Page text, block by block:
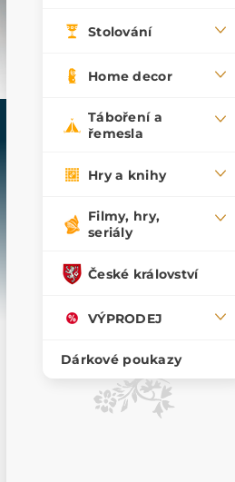
Stolování
Home decor
Táboření a
řemesla
Hry a knihy
Filmy, hry,
seriály
České království
VÝPRODEJ
Dárkové poukazy